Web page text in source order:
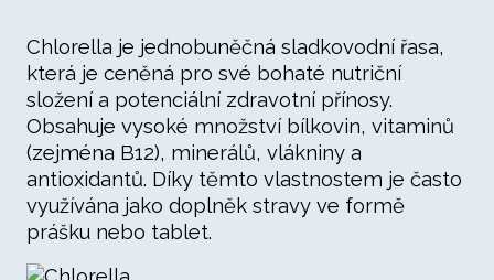
Chlorella je jednobuněčná sladkovodní řasa,
která je ceněná pro své bohaté nutriční
složení a potenciální zdravotní přínosy.
Obsahuje vysoké množství bílkovin, vitaminů
(zejména B12), minerálů, vlákniny a
antioxidantů. Díky těmto vlastnostem je často
využívána jako doplněk stravy ve formě
prášku nebo tablet.